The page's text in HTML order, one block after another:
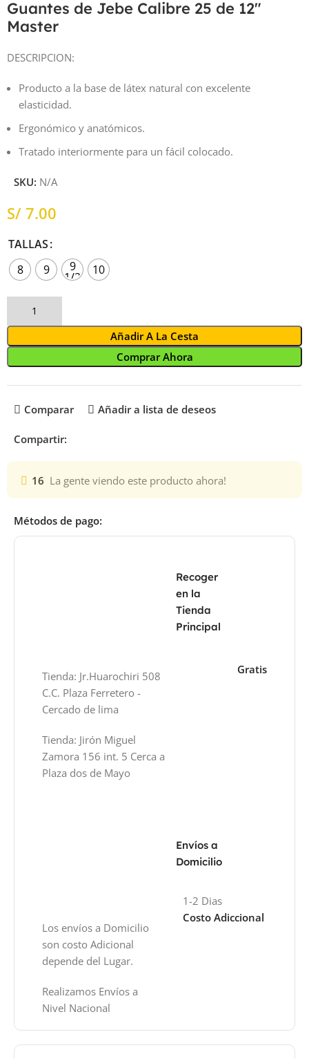
Guantes de Jebe Calibre 25 de 12″
Master
DESCRIPCION:
Producto a la base de látex natural con excelente
elasticidad.
Ergonómico y anatómicos.
Tratado interiormente para un fácil colocado.
SKU: N/A
S/
TALLAS
8
9 9
1/2 10
Añadir A La Cesta
Comprar Ahora
Comparar Añadir a lista de deseos
Compartir:
16 La gente viendo este producto ahora!
Métodos de pago:
Recoger
en la
Tienda
Principal
Tienda: Jr.Huarochiri 508
C.C. Plaza Ferretero -
Cercado de lima
Tienda: Jirón Miguel
Zamora 156 int. 5 Cerca a
Plaza dos de Mayo
Gratis
Envíos a
Domicilio
Los envíos a Domicilio
son costo Adicional
depende del Lugar.
Realizamos Envíos a
Nivel Nacional
1-2 Dias
Costo Adiccional